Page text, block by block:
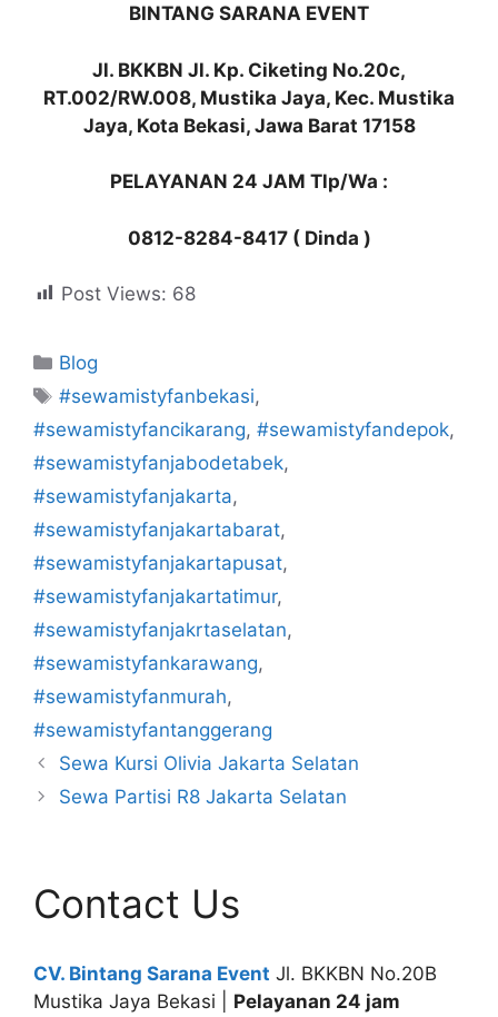
BINTANG SARANA EVENT
Jl. BKKBN Jl. Kp. Ciketing No.20c,
RT.002/RW.008, Mustika Jaya, Kec. Mustika
Jaya, Kota Bekasi, Jawa Barat 17158
PELAYANAN 24 JAM Tlp/Wa :
0812-8284-8417 ( Dinda )
Post Views: 68
Kategori
Blog
Tag
#sewamistyfanbekasi,
#sewamistyfancikarang, #sewamistyfandepok,
#sewamistyfanjabodetabek,
#sewamistyfanjakarta,
#sewamistyfanjakartabarat,
#sewamistyfanjakartapusat,
#sewamistyfanjakartatimur,
#sewamistyfanjakrtaselatan,
#sewamistyfankarawang,
#sewamistyfanmurah,
#sewamistyfantanggerang
Sewa Kursi Olivia Jakarta Selatan
Sewa Partisi R8 Jakarta Selatan
Contact Us
CV. Bintang Sarana Event Jl. BKKBN No.20B
Mustika Jaya Bekasi | Pelayanan 24 jam